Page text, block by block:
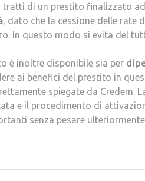
di un prestito finalizzato
, dato che la cessione delle rate
In questo modo si evita del
è inoltre disponibile sia per
ai benefici del prestito in
spiegate da Credem.
e il procedimento di
senza pesare